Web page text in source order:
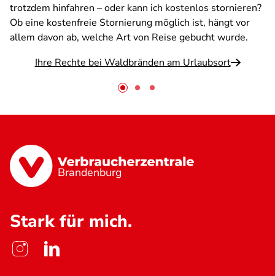
trotzdem hinfahren – oder kann ich kostenlos stornieren?
Ob eine kostenfreie Stornierung möglich ist, hängt vor
allem davon ab, welche Art von Reise gebucht wurde.
Ihre Rechte bei Waldbränden am Urlaubsort
Brandenburg
Stark für mich.